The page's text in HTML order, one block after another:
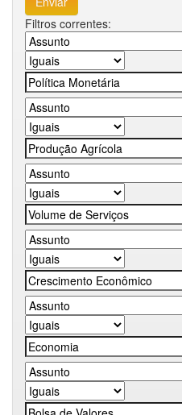
Filtros correntes: